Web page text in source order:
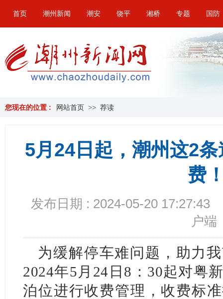
首页 潮州新闻 潮安 饶平 湘桥 专题 国防
您现在的位置 : 网站首页 >> 荐读
5月24日起，潮州这2
费
发布日期 : 2024-05-20 17:27:43
户端
为缓解停车难问题，助力
2024年5月24日8：30起对粤
泊位进行收费管理，收费标